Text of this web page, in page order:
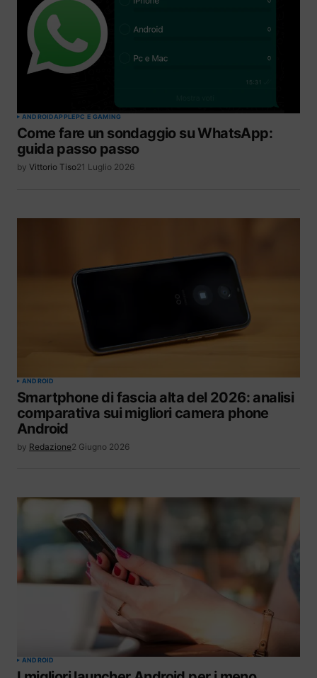
ANDROIDAPPLEPC E GAMING
Come fare un sondaggio su WhatsApp:
guida passo passo
by Vittorio Tiso21 Luglio 2026
ANDROID
Smartphone di fascia alta del 2026: analisi
comparativa sui migliori camera phone
Android
by Redazione2 Giugno 2026
ANDROID